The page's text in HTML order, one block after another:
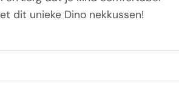
dit unieke Dino nekkussen!